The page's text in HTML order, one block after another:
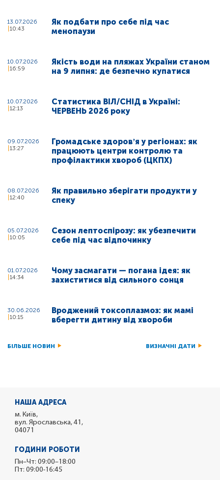
13.07.2026
10:43
Як подбати про себе під час
менопаузи
10.07.2026
16:59
Якість води на пляжах України станом
на 9 липня: де безпечно купатися
10.07.2026
12:13
Статистика ВІЛ/СНІД в Україні:
ЧЕРВЕНЬ 2026 року
09.07.2026
13:27
Громадське здоровʼя у регіонах: як
працюють центри контролю та
профілактики хвороб (ЦКПХ)
08.07.2026
12:40
Як правильно зберігати продукти у
спеку
05.07.2026
10:05
Сезон лептоспірозу: як убезпечити
себе під час відпочинку
01.07.2026
14:34
Чому засмагати — погана ідея: як
захиститися від сильного сонця
30.06.2026
10:15
Вроджений токсоплазмоз: як мамі
вберегти дитину від хвороби
БІЛЬШЕ НОВИН ВИЗНАЧНІ ДАТИ
НАША АДРЕСА
м. Київ,
вул. Ярославська, 41,
04071
ГОДИНИ РОБОТИ
Пн–Чт: 09:00–18:00
Пт: 09:00-16:45